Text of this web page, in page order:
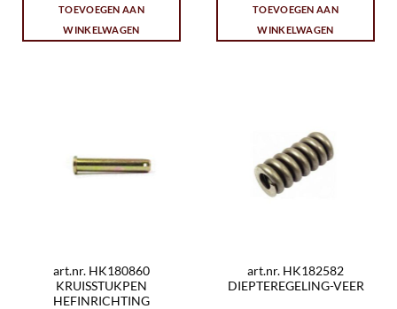
TOEVOEGEN AAN
WINKELWAGEN
TOEVOEGEN AAN
WINKELWAGEN
art.nr. HK180860
KRUISSTUKPEN
HEFINRICHTING
art.nr. HK182582
DIEPTEREGELING-VEER